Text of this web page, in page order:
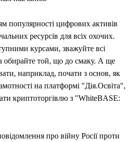
популярності цифрових активів
ресурсів для всіх охочих.
курсами, зважуйте всі
обирайте той, що до смаку. А ще
наприклад, почати з основ, як
на платформі "Дія.Освіта",
криптоторгівлю з "WhiteBASE:
про війну Росії проти